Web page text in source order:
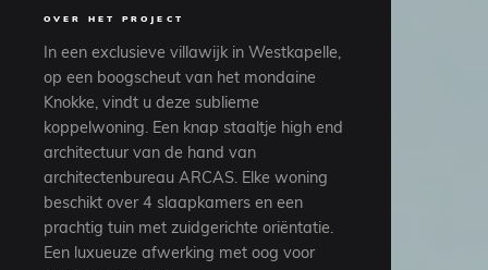
OVER HET PROJECT
In een exclusieve villawijk in Westkapelle,
op een boogscheut van het mondaine
Knokke, vindt u deze sublieme
koppelwoning. Een knap staaltje high end
architectuur van de hand van
architectenbureau ARCAS. Elke woning
beschikt over 4 slaapkamers en een
prachtig tuin met zuidgerichte oriëntatie.
Een luxueuze afwerking met oog voor